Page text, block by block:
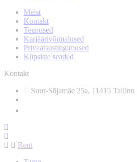
Meist
Kontakt
Teenused
Karjäärivõimalused
Privaatsustingimused
Küpsiste seaded
Kontakt
Suur-Sõjamäe 25a, 11415 Tallinn
Rent